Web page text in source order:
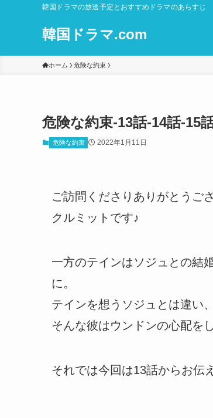
韓国ドラマの放送予定とおすすめドラマのあらすじ
韓国ドラマ.com
ホーム 危険な約束
危険な約束-13話-14話-15
危険な約束 2022年1月11日
ご訪問くださりありがとうご
クルミットです♪
一方のテインはソジュとの結
に。
テインを想うソジュとは違い
そんな彼はウンドンの心配を
それでは今回は13話からお伝